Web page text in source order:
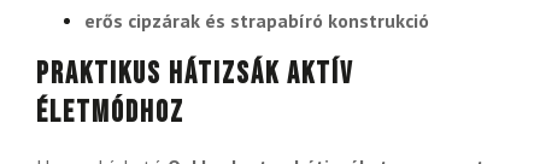
erős cipzárak és strapabíró konstrukció
Praktikus hátizsák aktív
életmódhoz